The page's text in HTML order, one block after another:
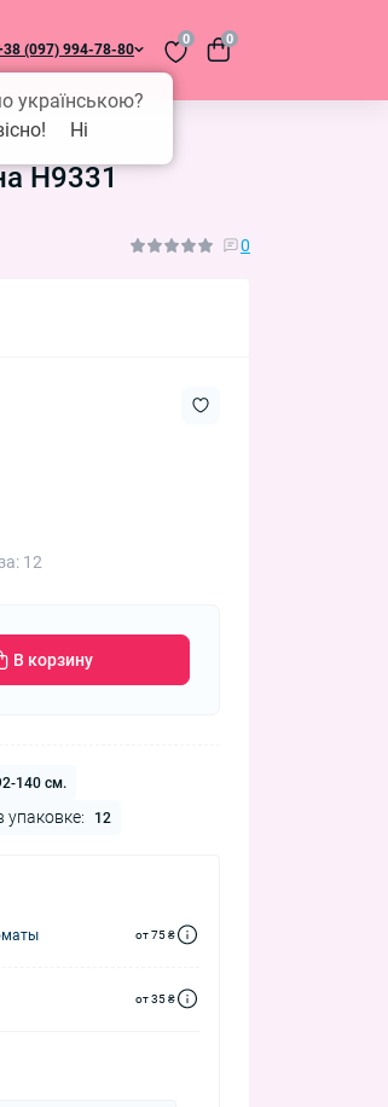
(097) 994-78-80
0 0
H9331
0
12
В корзину
140 см.
упаковке: 12
от 75 ₴
от 35 ₴
українською?
Ні